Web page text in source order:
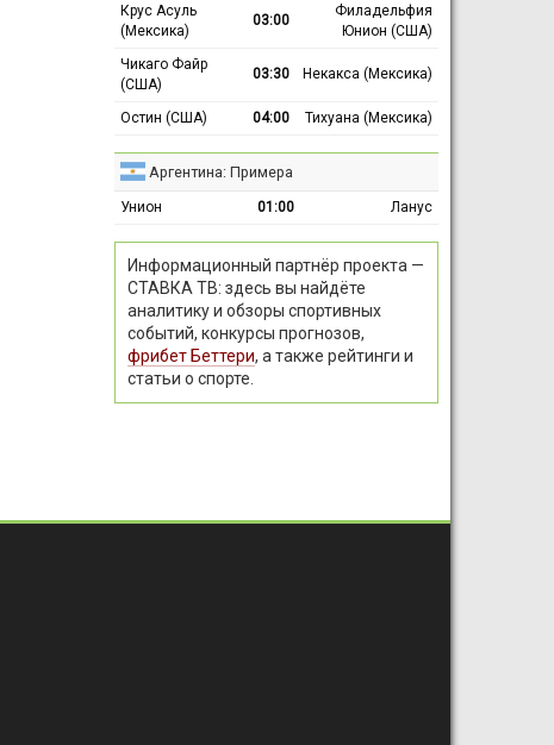
Крус Асуль
(Мексика)
03:00
Филадельфия
Юнион (США)
Чикаго Файр
(США)
03:30 Некакса (Мексика)
Остин (США) 04:00 Тихуана (Мексика)
Аргентина: Примера
Унион 01:00 Ланус
Информационный партнёр проекта —
СТАВКА ТВ: здесь вы найдёте
аналитику и обзоры спортивных
событий, конкурсы прогнозов,
фрибет Беттери, а также рейтинги и
статьи о спорте.